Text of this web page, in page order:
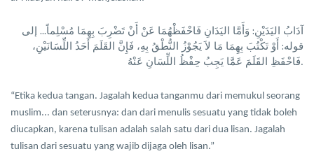
آدَابُ اليَدَيْنِ: وَأَمَّا اليَدَانِ فَاحْفَظْهُمَا عَنْ أَنْ تَضْرِبَ بِهِمَا مُسْلِماً... إلى
قوله: أَوْ تَكْتُبَ بِهِمَا مَا لاَ يَجُوْزُ النُّطْقُ بِهِ، فَإِنَّ القَلَمَ أَحَدُ اللِّسَانَيْنِ،
فَاحْفَظِ القَلَمَ عَمَّا يَجِبُ حِفْظُ اللِّسَانِ عَنْهُ.
“Etika kedua tangan. Jagalah kedua tanganmu dari memukul seorang
muslim... dan seterusnya: dan dari menulis sesuatu yang tidak boleh
diucapkan, karena tulisan adalah salah satu dari dua lisan. Jagalah
tulisan dari sesuatu yang wajib dijaga oleh lisan.”